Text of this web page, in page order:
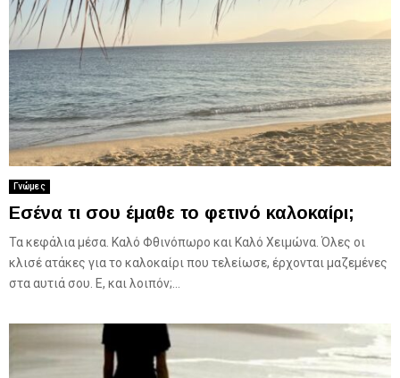
Γνώμες
Εσένα τι σου έμαθε το φετινό καλοκαίρι;
Τα κεφάλια μέσα. Καλό Φθινόπωρο και Καλό Χειμώνα. Όλες οι
κλισέ ατάκες για το καλοκαίρι που τελείωσε, έρχονται μαζεμένες
στα αυτιά σου. Ε, και λοιπόν;...